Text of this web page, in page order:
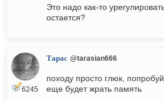
Это надо как-то
остается?
6245
Тарас @tarasian666
походу просто глюк,
еще будет жрать память